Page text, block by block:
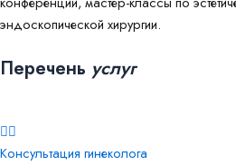
эндоскопической хирургии.
Перечень услуг
👩‍⚕️
Консультация гинеколога